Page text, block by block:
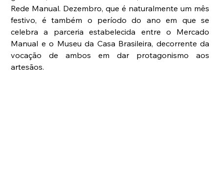
Rede Manual. Dezembro, que é naturalmente um mês
festivo, é também o período do ano em que se
celebra a parceria estabelecida entre o Mercado
Manual e o Museu da Casa Brasileira, decorrente da
vocação de ambos em dar protagonismo aos
artesãos.